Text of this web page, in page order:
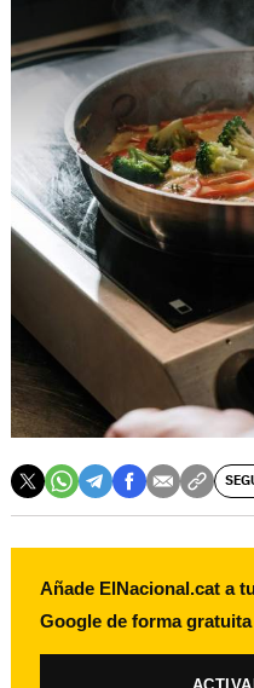
Añade ElNacional.cat a
Google de forma gratuita